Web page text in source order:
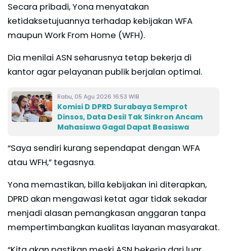
Secara pribadi, Yona menyatakan
ketidaksetujuannya terhadap kebijakan WFA
maupun Work From Home (WFH).
Dia menilai ASN seharusnya tetap bekerja di
kantor agar pelayanan publik berjalan optimal.
Rabu, 05 Agu 2026 16:53 WIB
Komisi D DPRD Surabaya Semprot
Dinsos, Data Desil Tak Sinkron Ancam
Mahasiswa Gagal Dapat Beasiswa
“Saya sendiri kurang sependapat dengan WFA
atau WFH,” tegasnya.
Yona memastikan, billa kebijakan ini diterapkan,
DPRD akan mengawasi ketat agar tidak sekadar
menjadi alasan pemangkasan anggaran tanpa
mempertimbangkan kualitas layanan masyarakat.